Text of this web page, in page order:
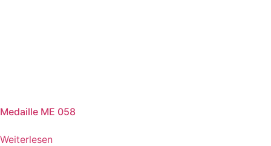
Medaille ME 058
Weiterlesen